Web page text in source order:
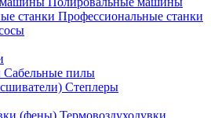
Профессиональные станки
Сабельные пилы
Степлеры
Термовоздуходувки